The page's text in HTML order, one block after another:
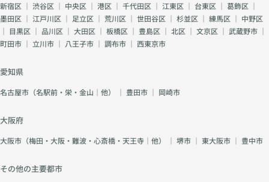
新宿区 ｜ 渋谷区 ｜ 中央区 ｜ 港区 ｜ 千代田区 ｜ 江東区 ｜ 台東区 ｜ 葛飾区 ｜
墨田区 ｜ 江戸川区 ｜ 足立区 ｜ 荒川区 ｜ 世田谷区 ｜ 杉並区 ｜ 練馬区 ｜ 中野区
｜ 目黒区 ｜ 品川区 ｜ 大田区 ｜ 板橋区 ｜ 豊島区 ｜ 北区 ｜ 文京区 ｜ 武蔵野市 ｜
町田市 ｜ 立川市 ｜ 八王子市 ｜ 調布市 ｜ 西東京市
愛知県
名古屋市（名駅前・栄・金山｜他） ｜ 豊田市 ｜ 岡崎市
大阪府
大阪市（梅田・大阪・難波・心斎橋・天王寺｜他） ｜ 堺市 ｜ 東大阪市 ｜ 豊中市
その他の主要都市